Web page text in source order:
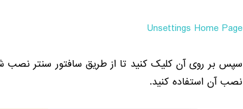
Unsettings Home Page
نصب آن استفاده کنید.